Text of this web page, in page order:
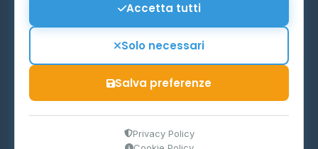
P.IVA 03859300364
Accetta tutti
Solo necessari
Salva preferenze
Privacy Policy